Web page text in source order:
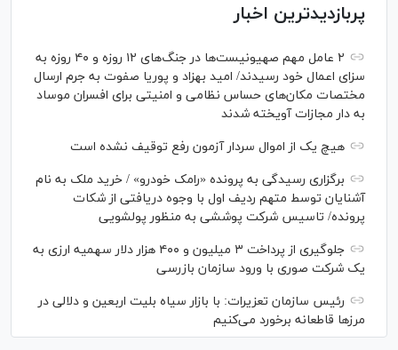
پربازدیدترین اخبار
۲ عامل مهم صهیونیست‌ها در جنگ‌های ۱۲ روزه و ۴۰ روزه به
سزای اعمال خود رسیدند/ امید بهزاد و پوریا صفوت به جرم ارسال
مختصات مکان‌های حساس نظامی و امنیتی برای افسران موساد
به دار مجازات آویخته شدند
هیچ یک از اموال سردار آزمون رفع توقیف نشده است
برگزاری رسیدگی به پرونده «رامک خودرو» / خرید ملک به نام
آشنایان توسط متهم ردیف اول با وجوه دریافتی از شکات
پرونده/ تاسیس شرکت پوششی به منظور پولشویی
جلوگیری از پرداخت ۳ میلیون و ۴۰۰ هزار دلار سهمیه ارزی به
یک شرکت صوری با ورود سازمان بازرسی
رئیس سازمان تعزیرات: با بازار سیاه بلیت اربعین و دلالی در
مرز‌ها قاطعانه برخورد می‌کنیم